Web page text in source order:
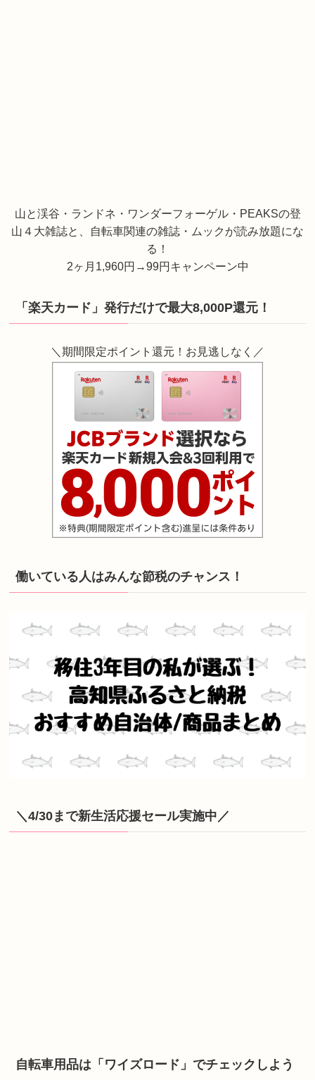
山と渓谷・ランドネ・ワンダーフォーゲル・PEAKSの登
山４大雑誌と、自転車関連の雑誌・ムックが読み放題にな
る！
2ヶ月1,960円→99円キャンペーン中
「楽天カード」発行だけで最大8,000P還元！
＼期間限定ポイント還元！お見逃しなく／
働いている人はみんな節税のチャンス！
＼4/30まで新生活応援セール実施中／
自転車用品は「ワイズロード」でチェックしよう